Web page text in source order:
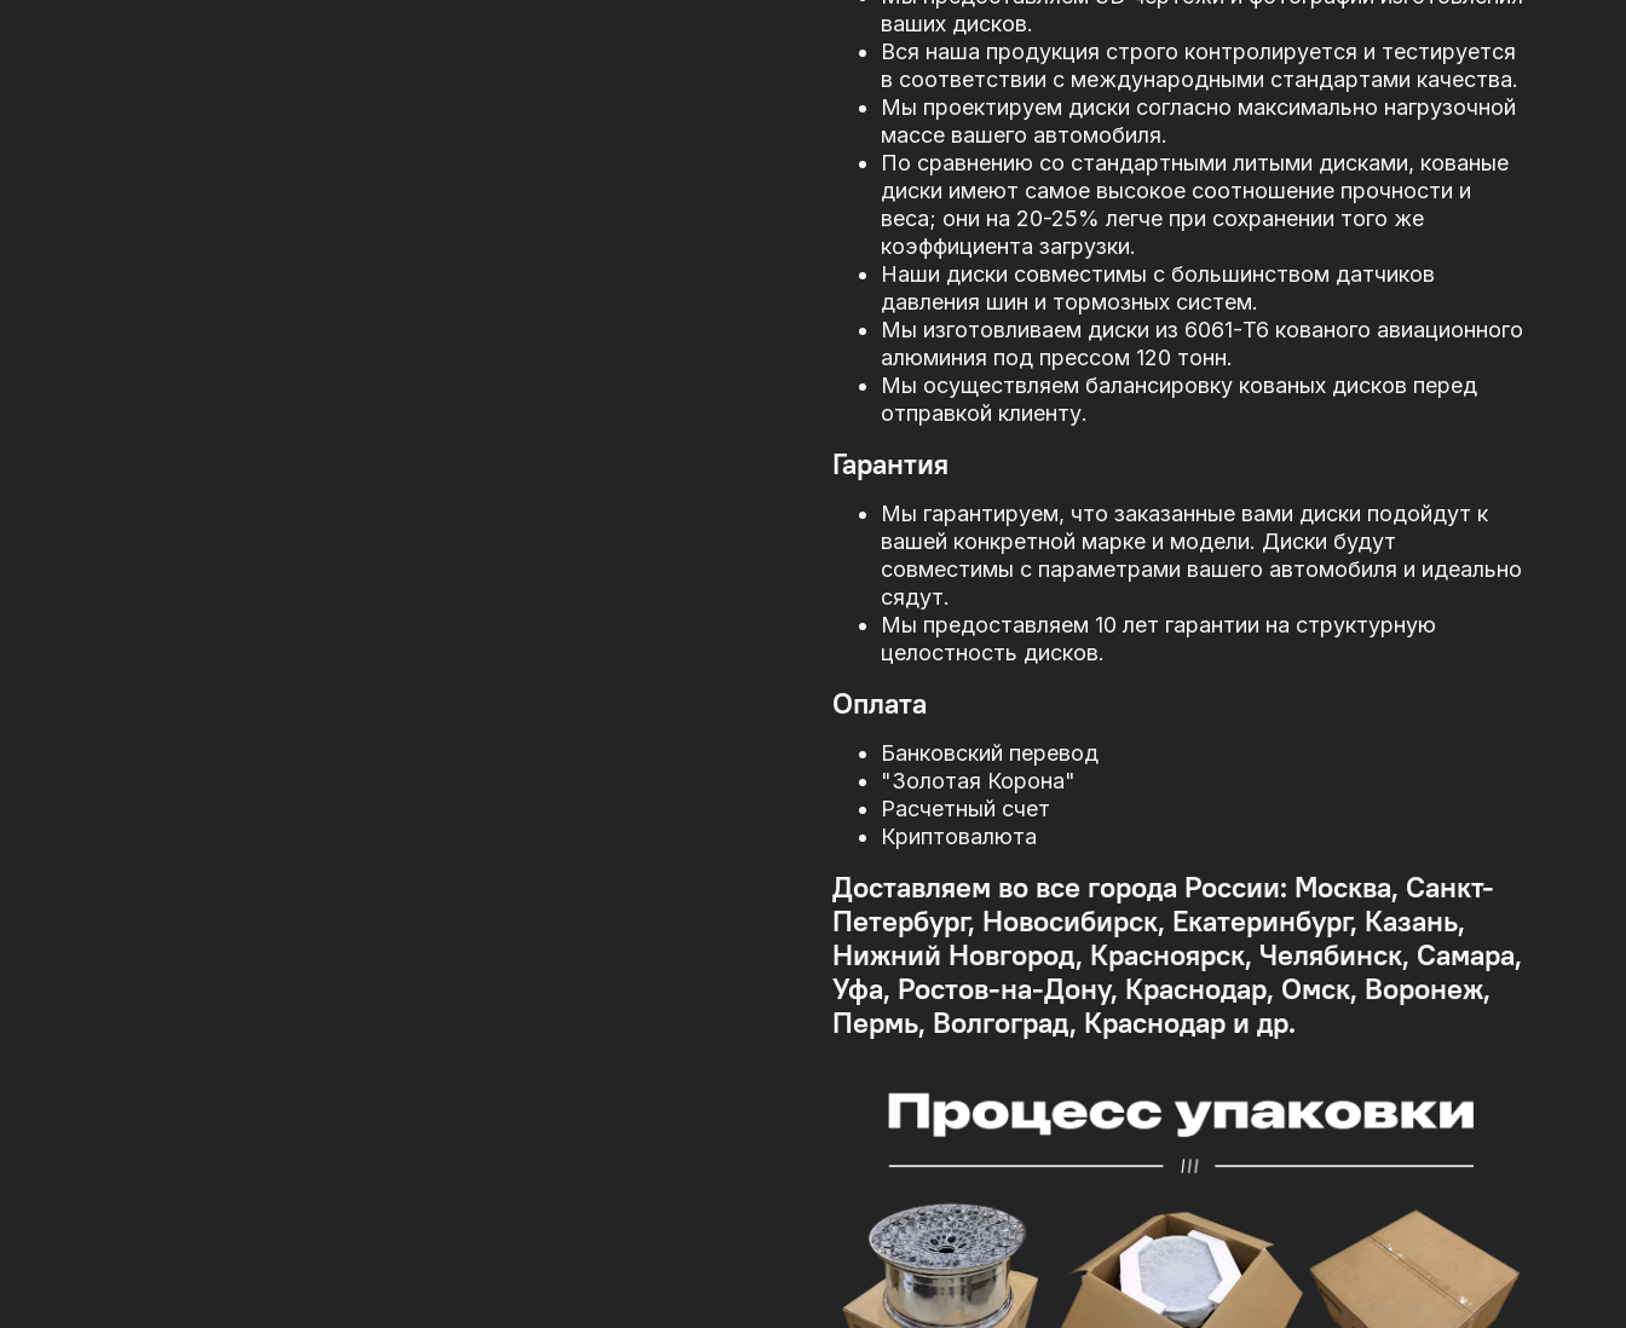
ваших дисков.
Вся наша продукция строго контролируется и тестируется
в соответствии с международными стандартами качества.
Мы проектируем диски согласно максимально нагрузочной
массе вашего автомобиля.
По сравнению со стандартными литыми дисками, кованые
диски имеют самое высокое соотношение прочности и
веса; они на 20-25% легче при сохранении того же
коэффициента загрузки.
Наши диски совместимы с большинством датчиков
давления шин и тормозных систем.
Мы изготовливаем диски из 6061-T6 кованого авиационного
алюминия под прессом 120 тонн.
Мы осуществляем балансировку кованых дисков перед
отправкой клиенту.
Гарантия
Мы гарантируем, что заказанные вами диски подойдут к
вашей конкретной марке и модели. Диски будут
совместимы с параметрами вашего автомобиля и идеально
сядут.
Мы предоставляем 10 лет гарантии на структурную
целостность дисков.
Оплата
Банковский перевод
"Золотая Корона"
Расчетный счет
Криптовалюта
Доставляем во все города России: Москва, Санкт-
Петербург, Новосибирск, Екатеринбург, Казань,
Нижний Новгород, Красноярск, Челябинск, Самара,
Уфа, Ростов-на-Дону, Краснодар, Омск, Воронеж,
Пермь, Волгоград, Краснодар и др.